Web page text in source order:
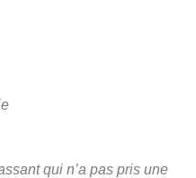
qui n’a pas pris une